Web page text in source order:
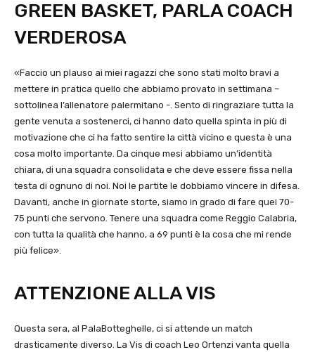
GREEN BASKET, PARLA COACH
VERDEROSA
«Faccio un plauso ai miei ragazzi che sono stati molto bravi a
mettere in pratica quello che abbiamo provato in settimana –
sottolinea l’allenatore palermitano -. Sento di ringraziare tutta la
gente venuta a sostenerci, ci hanno dato quella spinta in più di
motivazione che ci ha fatto sentire la città vicino e questa è una
cosa molto importante. Da cinque mesi abbiamo un’identità
chiara, di una squadra consolidata e che deve essere fissa nella
testa di ognuno di noi. Noi le partite le dobbiamo vincere in difesa.
Davanti, anche in giornate storte, siamo in grado di fare quei 70-
75 punti che servono. Tenere una squadra come Reggio Calabria,
con tutta la qualità che hanno, a 69 punti è la cosa che mi rende
più felice».
ATTENZIONE ALLA VIS
Questa sera, al PalaBotteghelle, ci si attende un match
drasticamente diverso. La Vis di coach Leo Ortenzi vanta quella